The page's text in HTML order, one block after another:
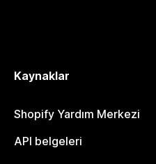
Kaynaklar
Shopify Yardım Merkezi
API belgeleri